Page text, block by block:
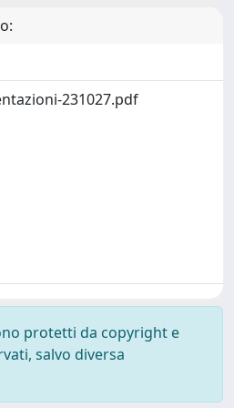
231027.pdf
protetti da copyright e
salvo diversa